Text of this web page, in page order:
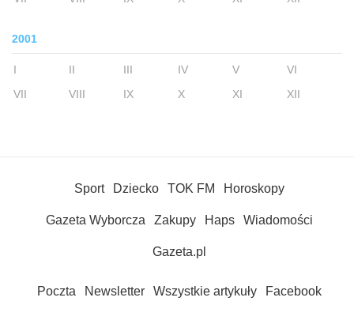
2001
I II III IV V
VI
VII
VIII IX X XI XII
Sport Dziecko TOK FM Horoskopy
Gazeta Wyborcza Zakupy Haps Wiadomości
Gazeta.pl
Poczta Newsletter Wszystkie artykuły Facebook